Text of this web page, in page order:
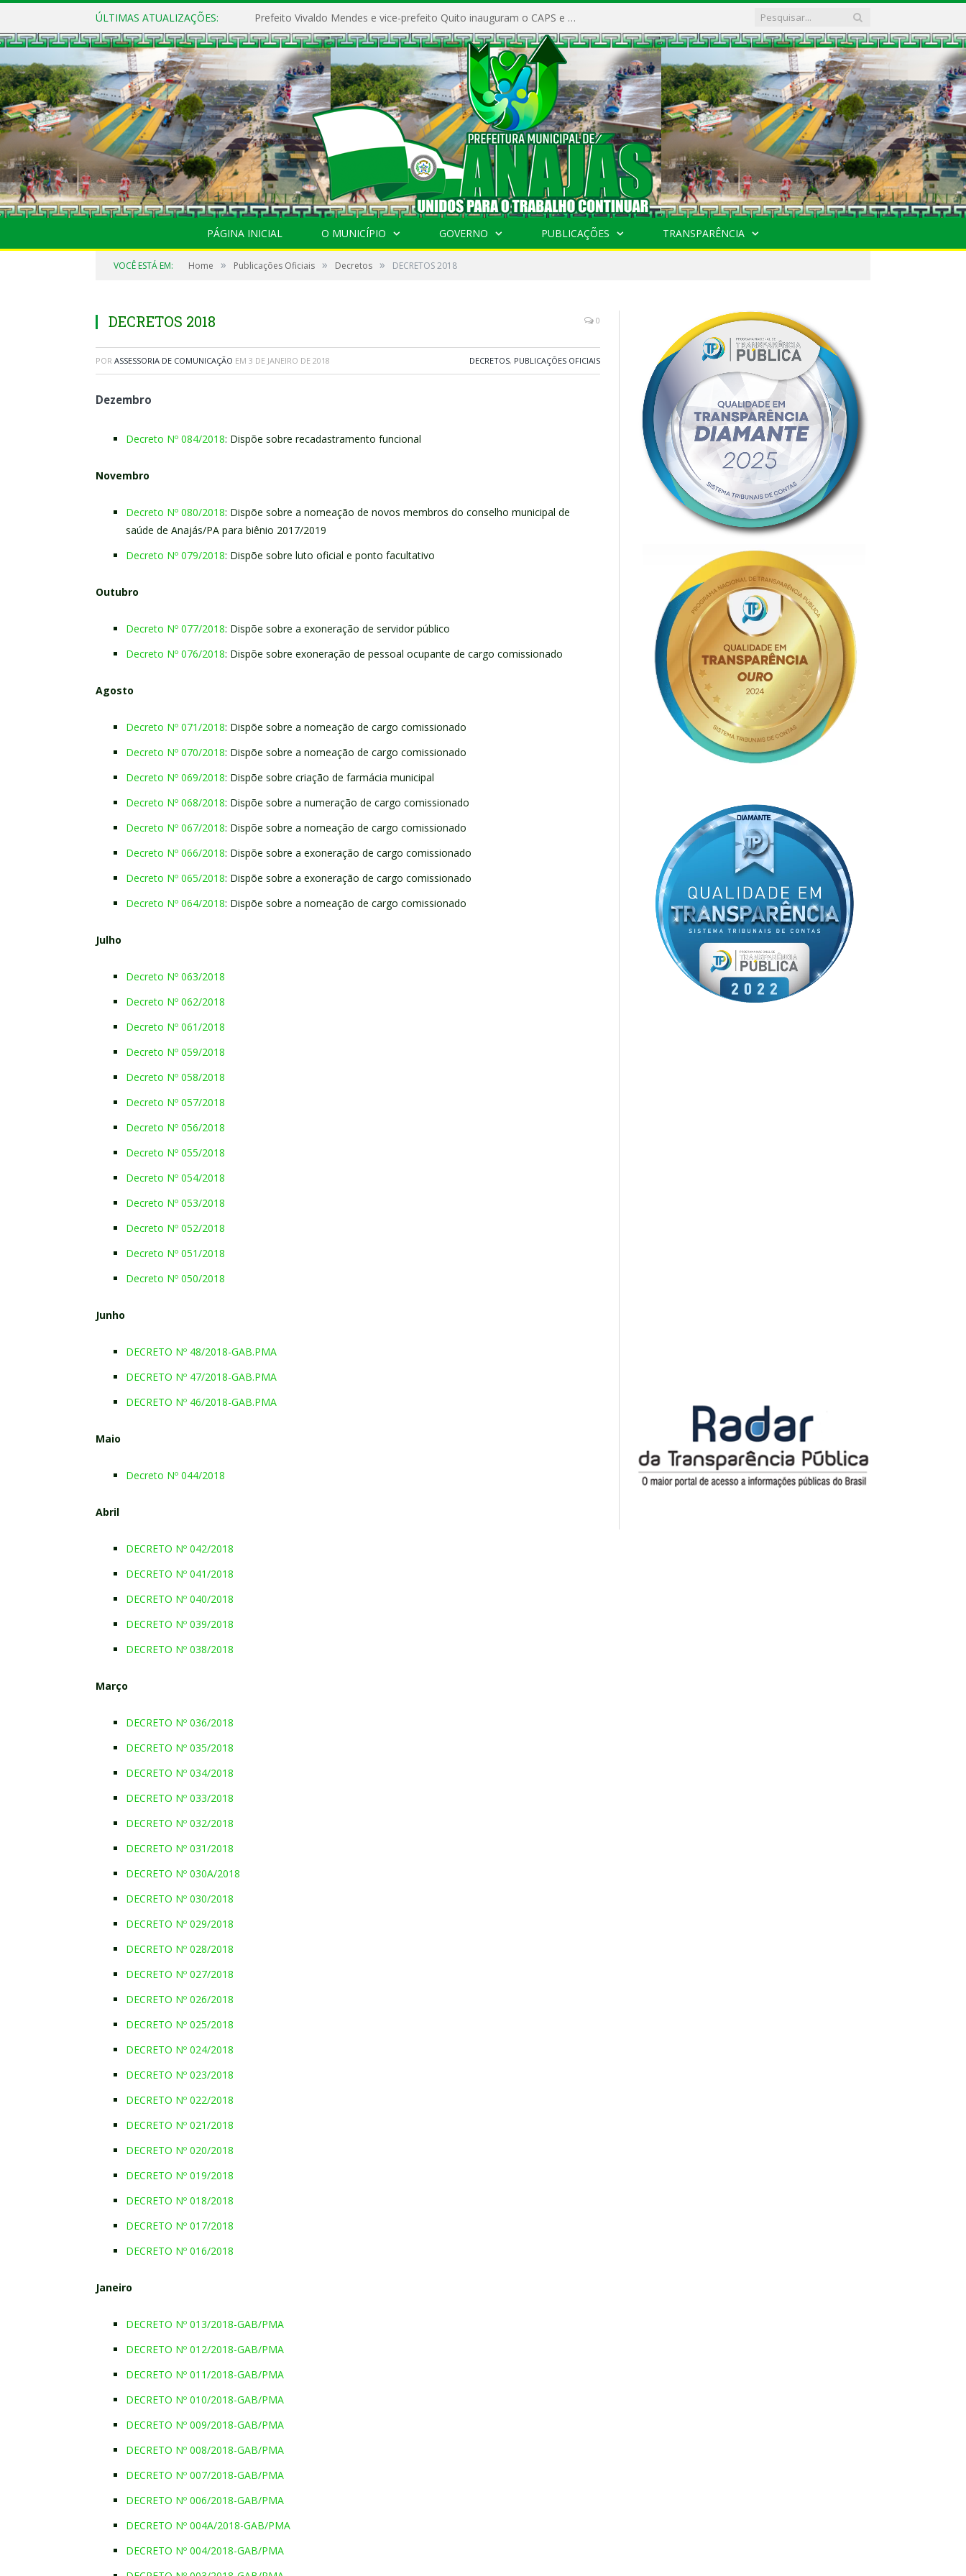
ÚLTIMAS ATUALIZAÇÕES: Prefeito Vivaldo Mendes e vice-prefeito Quito inauguram o CAPS e fortalecem a saúde pública em Anajás.
PÁGINA INICIAL O MUNICÍPIO GOVERNO PUBLICAÇÕES TRANSPARÊNCIA
VOCÊ ESTÁ EM: Home » Publicações Oficiais » Decretos » DECRETOS 2018
DECRETOS 2018 0
POR ASSESSORIA DE COMUNICAÇÃO EM 3 DE JANEIRO DE 2018 DECRETOS, PUBLICAÇÕES OFICIAIS
Dezembro
Decreto Nº 084/2018: Dispõe sobre recadastramento funcional
Novembro
Decreto Nº 080/2018: Dispõe sobre a nomeação de novos membros do conselho municipal de
saúde de Anajás/PA para biênio 2017/2019
Decreto Nº 079/2018: Dispõe sobre luto oficial e ponto facultativo
Outubro
Decreto Nº 077/2018: Dispõe sobre a exoneração de servidor público
Decreto Nº 076/2018: Dispõe sobre exoneração de pessoal ocupante de cargo comissionado
Agosto
Decreto Nº 071/2018: Dispõe sobre a nomeação de cargo comissionado
Decreto Nº 070/2018: Dispõe sobre a nomeação de cargo comissionado
Decreto Nº 069/2018: Dispõe sobre criação de farmácia municipal
Decreto Nº 068/2018: Dispõe sobre a numeração de cargo comissionado
Decreto Nº 067/2018: Dispõe sobre a nomeação de cargo comissionado
Decreto Nº 066/2018: Dispõe sobre a exoneração de cargo comissionado
Decreto Nº 065/2018: Dispõe sobre a exoneração de cargo comissionado
Decreto Nº 064/2018: Dispõe sobre a nomeação de cargo comissionado
Julho
Decreto Nº 063/2018
Decreto Nº 062/2018
Decreto Nº 061/2018
Decreto Nº 059/2018
Decreto Nº 058/2018
Decreto Nº 057/2018
Decreto Nº 056/2018
Decreto Nº 055/2018
Decreto Nº 054/2018
Decreto Nº 053/2018
Decreto Nº 052/2018
Decreto Nº 051/2018
Decreto Nº 050/2018
Junho
DECRETO Nº 48/2018-GAB.PMA
DECRETO Nº 47/2018-GAB.PMA
DECRETO Nº 46/2018-GAB.PMA
Maio
Decreto Nº 044/2018
Abril
DECRETO Nº 042/2018
DECRETO Nº 041/2018
DECRETO Nº 040/2018
DECRETO Nº 039/2018
DECRETO Nº 038/2018
Março
DECRETO Nº 036/2018
DECRETO Nº 035/2018
DECRETO Nº 034/2018
DECRETO Nº 033/2018
DECRETO Nº 032/2018
DECRETO Nº 031/2018
DECRETO Nº 030A/2018
DECRETO Nº 030/2018
DECRETO Nº 029/2018
DECRETO Nº 028/2018
DECRETO Nº 027/2018
DECRETO Nº 026/2018
DECRETO Nº 025/2018
DECRETO Nº 024/2018
DECRETO Nº 023/2018
DECRETO Nº 022/2018
DECRETO Nº 021/2018
DECRETO Nº 020/2018
DECRETO Nº 019/2018
DECRETO Nº 018/2018
DECRETO Nº 017/2018
DECRETO Nº 016/2018
Janeiro
DECRETO Nº 013/2018-GAB/PMA
DECRETO Nº 012/2018-GAB/PMA
DECRETO Nº 011/2018-GAB/PMA
DECRETO Nº 010/2018-GAB/PMA
DECRETO Nº 009/2018-GAB/PMA
DECRETO Nº 008/2018-GAB/PMA
DECRETO Nº 007/2018-GAB/PMA
DECRETO Nº 006/2018-GAB/PMA
DECRETO Nº 004A/2018-GAB/PMA
DECRETO Nº 004/2018-GAB/PMA